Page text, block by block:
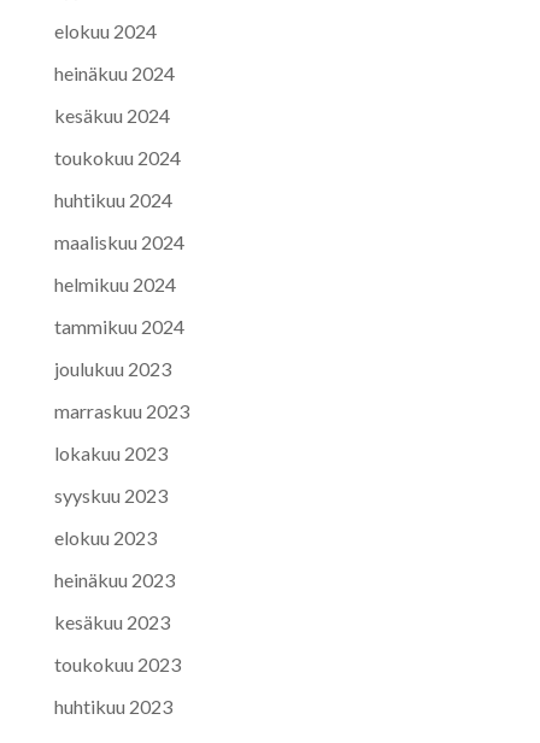
elokuu 2024
heinäkuu 2024
kesäkuu 2024
toukokuu 2024
huhtikuu 2024
maaliskuu 2024
helmikuu 2024
tammikuu 2024
joulukuu 2023
marraskuu 2023
lokakuu 2023
syyskuu 2023
elokuu 2023
heinäkuu 2023
kesäkuu 2023
toukokuu 2023
huhtikuu 2023